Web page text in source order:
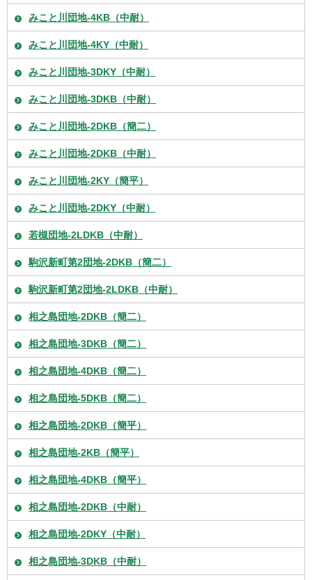
みこと川団地-4KB（中耐）
みこと川団地-4KY（中耐）
みこと川団地-3DKY（中耐）
みこと川団地-3DKB（中耐）
みこと川団地-2DKB（簡二）
みこと川団地-2DKB（中耐）
みこと川団地-2KY（簡平）
みこと川団地-2DKY（中耐）
若槻団地-2LDKB（中耐）
駒沢新町第2団地-2DKB（簡二）
駒沢新町第2団地-2LDKB（中耐）
相之島団地-2DKB（簡二）
相之島団地-3DKB（簡二）
相之島団地-4DKB（簡二）
相之島団地-5DKB（簡二）
相之島団地-2DKB（簡平）
相之島団地-2KB（簡平）
相之島団地-4DKB（簡平）
相之島団地-2DKB（中耐）
相之島団地-2DKY（中耐）
相之島団地-3DKB（中耐）